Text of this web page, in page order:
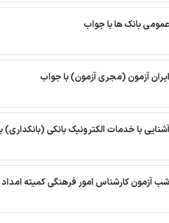
بانک ها با جواب
آزمون (مجری آزمون) با جواب
با خدمات الکترونیک بانکی (بانکداری)
آزمون کارشناس امور فرهنگی کمیته